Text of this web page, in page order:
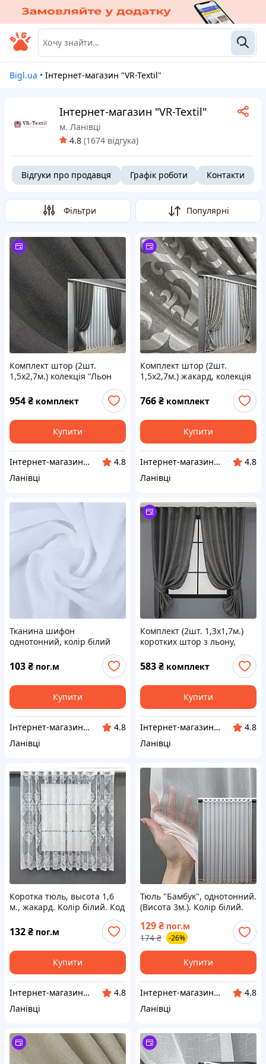
Bigl.ua • Інтернет-магазин "VR-Textil"
Інтернет-магазин "VR-Textil"
м. Ланівці
4.8 (1674 відгука)
Відгуки про продавця Графік роботи Контакти
Фільтри Популярні
Комплект штор (2шт.
1,5х2,7м.) колекція "Льон
графітовий. Код 1140ш 30-
961
954₴ комплект
Купити
Інтернет-магазин "VR-Textil"
4.8
Ланівці
Комплект штор (2шт.
1,5х2,7м.) жакард, колекція
"Вензель". Колір сірий. Код
293ш 30-043
766₴ комплект
Купити
Інтернет-магазин "VR-Textil"
4.8
Ланівці
Тканина шифон
однотонний, колір білий
103₴ пог.м
Купити
Інтернет-магазин "VR-Textil"
4.8
Ланівці
Комплект (2шт. 1,3х1,7м.)
коротких штор з льону,
колекції "Льон Мішковина".
Колір графітовий. Код
1140ш 35-0035
583₴ комплект
Купити
Інтернет-магазин "VR-Textil"
4.8
Ланівці
Коротка тюль, высота 1,6
м., жакард. Колір білий. Код
132₴ пог.м
Купити
Інтернет-магазин "VR-Textil"
4.8
Ланівці
Тюль "Бамбук", однотонний.
(Висота 3м.). Колір білий.
129₴ пог.м
174 ₴ -26%
Купити
Інтернет-магазин "VR-Textil"
4.8
Ланівці